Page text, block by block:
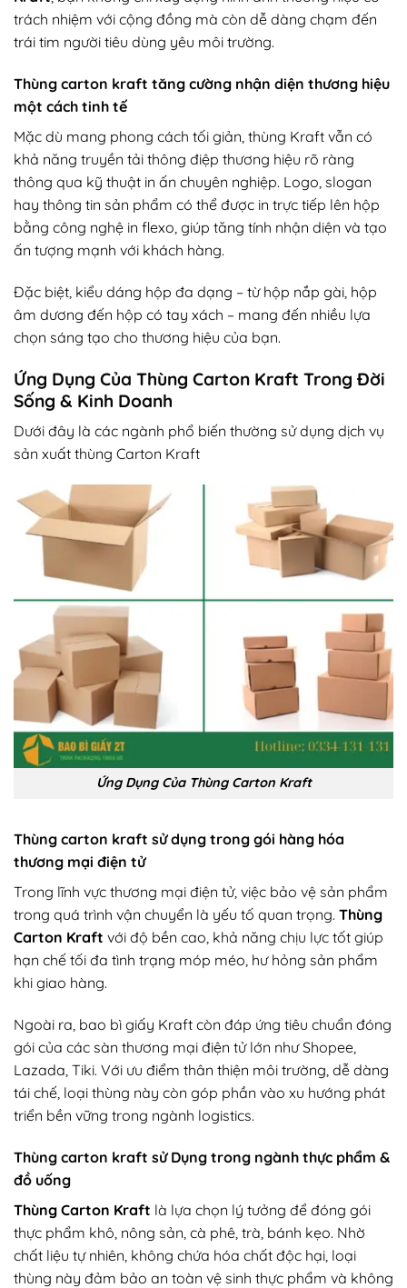
trách nhiệm với cộng đồng mà còn dễ dàng chạm đến
trái tim người tiêu dùng yêu môi trường.
Thùng carton kraft tăng cường nhận diện thương hiệu
một cách tinh tế
Mặc dù mang phong cách tối giản, thùng Kraft vẫn có
khả năng truyền tải thông điệp thương hiệu rõ ràng
thông qua kỹ thuật in ấn chuyên nghiệp. Logo, slogan
hay thông tin sản phẩm có thể được in trực tiếp lên hộp
bằng công nghệ in flexo, giúp tăng tính nhận diện và tạo
ấn tượng mạnh với khách hàng.
Đặc biệt, kiểu dáng hộp đa dạng – từ hộp nắp gài, hộp
âm dương đến hộp có tay xách – mang đến nhiều lựa
chọn sáng tạo cho thương hiệu của bạn.
Ứng Dụng Của Thùng Carton Kraft Trong Đời
Sống & Kinh Doanh
Dưới đây là các ngành phổ biến thường sử dụng dịch vụ
sản xuất thùng Carton Kraft
Ứng Dụng Của Thùng Carton Kraft
Thùng carton kraft sử dụng trong gói hàng hóa
thương mại điện tử
Trong lĩnh vực thương mại điện tử, việc bảo vệ sản phẩm
trong quá trình vận chuyển là yếu tố quan trọng. Thùng
Carton Kraft với độ bền cao, khả năng chịu lực tốt giúp
hạn chế tối đa tình trạng móp méo, hư hỏng sản phẩm
khi giao hàng.
Ngoài ra, bao bì giấy Kraft còn đáp ứng tiêu chuẩn đóng
gói của các sàn thương mại điện tử lớn như Shopee,
Lazada, Tiki. Với ưu điểm thân thiện môi trường, dễ dàng
tái chế, loại thùng này còn góp phần vào xu hướng phát
triển bền vững trong ngành logistics.
Thùng carton kraft sử Dụng trong ngành thực phẩm &
đồ uống
Thùng Carton Kraft là lựa chọn lý tưởng để đóng gói
thực phẩm khô, nông sản, cà phê, trà, bánh kẹo. Nhờ
chất liệu tự nhiên, không chứa hóa chất độc hại, loại
thùng này đảm bảo an toàn vệ sinh thực phẩm và không